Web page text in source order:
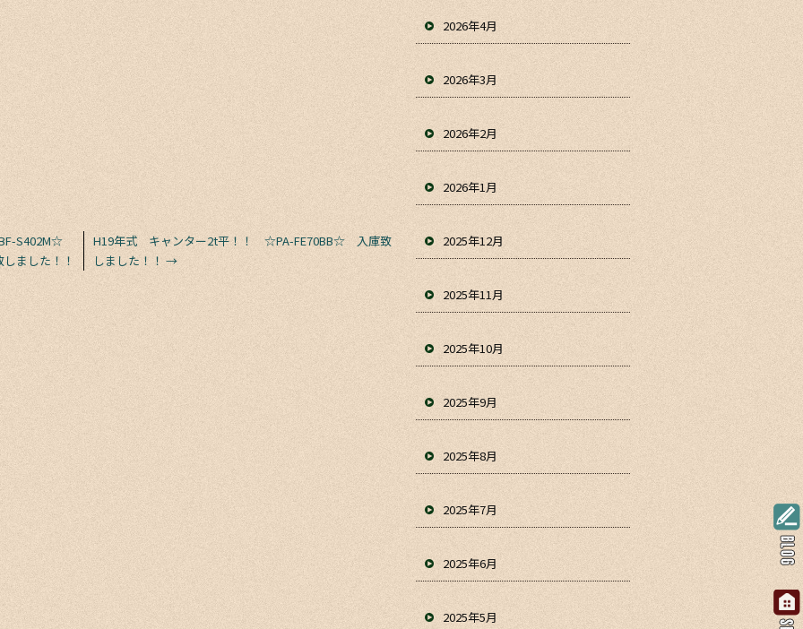
S402M☆
ました！！
H19年式 キャンター2t平！！ ☆PA-FE70BB☆ 入庫致
しました！！→
2026年4月
2026年3月
2026年2月
2026年1月
2025年12月
2025年11月
2025年10月
2025年9月
2025年8月
2025年7月
2025年6月
2025年5月